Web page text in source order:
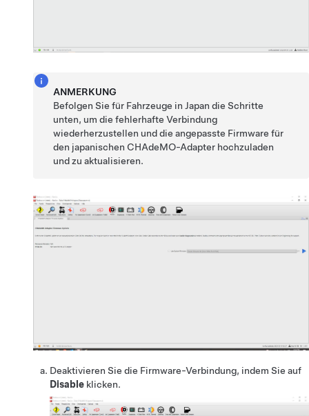
ANMERKUNG
Befolgen Sie für Fahrzeuge in Japan die Schritte
unten, um die fehlerhafte Verbindung
wiederherzustellen und die angepasste Firmware für
den japanischen CHAdeMO-Adapter hochzuladen
und zu aktualisieren.
Deaktivieren Sie die Firmware-Verbindung, indem Sie auf
Disable klicken.